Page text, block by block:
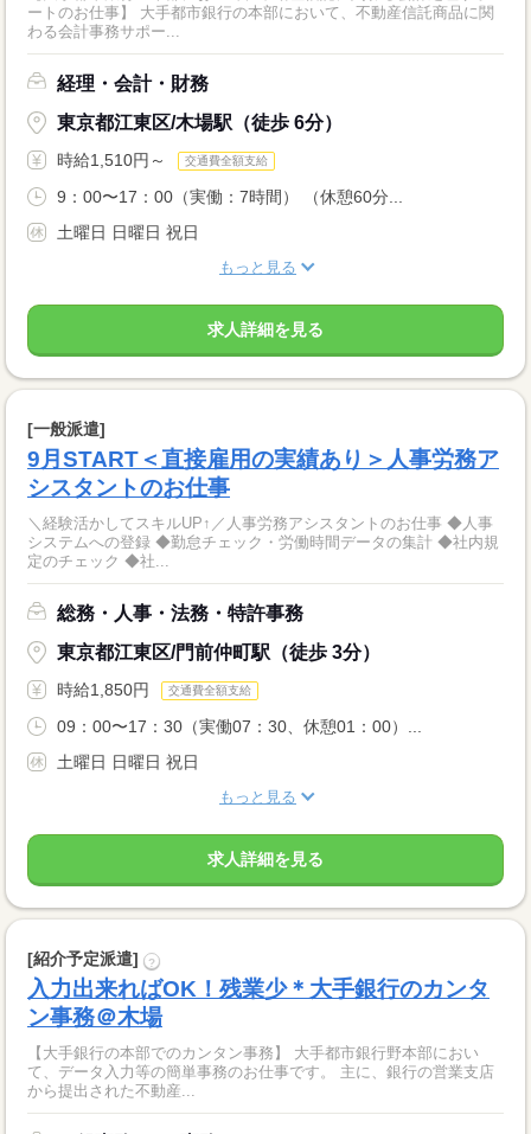
ートのお仕事】 大手都市銀行の本部において、不動産信託商品に関
わる会計事務サポー...
経理・会計・財務
東京都江東区/木場駅（徒歩 6分）
時給1,510円～ 交通費全額支給
9：00〜17：00（実働：7時間） （休憩60分...
土曜日 日曜日 祝日
もっと見る
求人詳細を見る
[一般派遣]
9月START＜直接雇用の実績あり＞人事労務ア
シスタントのお仕事
＼経験活かしてスキルUP↑／人事労務アシスタントのお仕事 ◆人事
システムへの登録 ◆勤怠チェック・労働時間データの集計 ◆社内規
定のチェック ◆社...
総務・人事・法務・特許事務
東京都江東区/門前仲町駅（徒歩 3分）
時給1,850円 交通費全額支給
09：00〜17：30（実働07：30、休憩01：00）...
土曜日 日曜日 祝日
もっと見る
求人詳細を見る
[紹介予定派遣] ?
入力出来ればOK！残業少＊大手銀行のカンタ
ン事務＠木場
【大手銀行の本部でのカンタン事務】 大手都市銀行野本部におい
て、データ入力等の簡単事務のお仕事です。 主に、銀行の営業支店
から提出された不動産...